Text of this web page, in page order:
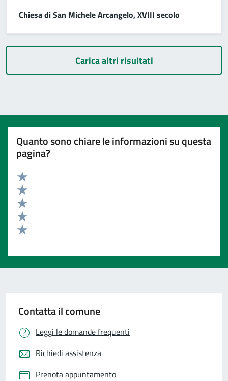
Chiesa di San Michele Arcangelo, XVIII secolo
Carica altri risultati
Quanto sono chiare le informazioni su questa
pagina?
Valuta 5 stelle su 5
Valuta 4 stelle su 5
Valuta 3 stelle su 5
Valuta 2 stelle su 5
Contatta il comune
Leggi le domande frequenti
Richiedi assistenza
Prenota appuntamento